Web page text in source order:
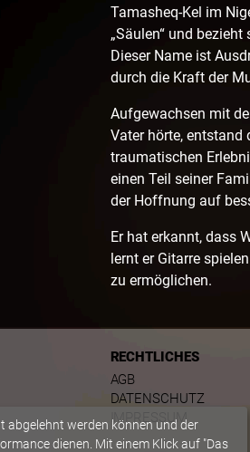
Tamasheq-Kel im
„Säulen“ und
Dieser Name ist
durch die Kraft der
​Aufgewachsen mit
Vater hörte, entstand
traumatischen
einen Teil seiner
der Hoffnung auf
​Er hat erkannt, dass
lernt er Gitarre
zu ermöglichen.
RECHTLICHES
AGB
DATENSCHUTZ
IMPRESSUM
abgelehnt werden können und der
dienen. Mit einem Klick auf "Das